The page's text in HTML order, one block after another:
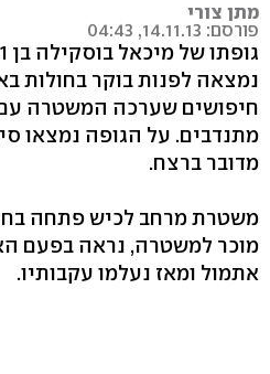
מתן צורי
פורסם: 14.11.13, 04:43
נמצאה לפנות בוקר בחולות
חיפושים שערכה המשטרה
מתנדבים. על הגופה נמצאו
מדובר ברצח.
משטרת מרחב לכיש פתחה
מוכר למשטרה, נראה בפעם
אתמול ומאז נעלמו עקבותיו.